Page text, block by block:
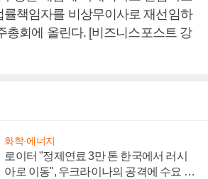
률책임자를 비상무이사로 재선임하
총회에 올린다. [비즈니스포스트 강
화학·에너지
로이터 "정제연료 3만 톤 한국에서 러시
아로 이동", 우크라이나의 공격에 수요 늘